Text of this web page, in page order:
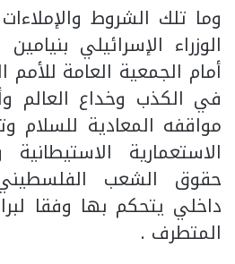
وما تلك الشروط
الوزراء الإسرائيلي
أمام الجمعية العامة للأمم
في الكذب وخداع العالم
مواقفه المعادية للسلام
الاستعمارية
حقوق الشعب
داخلي يتحكم بها وفقا
المتطرف .